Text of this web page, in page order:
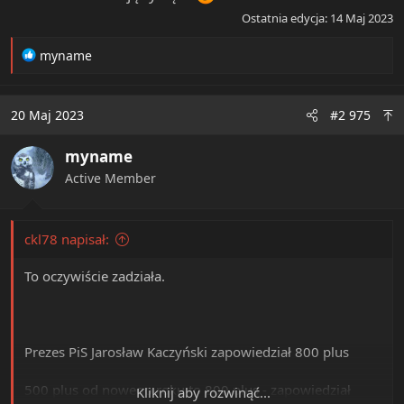
Ostatnia edycja: 14 Maj 2023
R
t
o
n
s
myname
20 Maj 2023 #2 975
myname
Active Member
ckl78 napisał:
To oczywiście zadziała.
Prezes PiS Jarosław Kaczyński zapowiedział 800 plus
500 plus od nowego roku to 800 plus - zapowiedział
Kliknij aby rozwinąć...